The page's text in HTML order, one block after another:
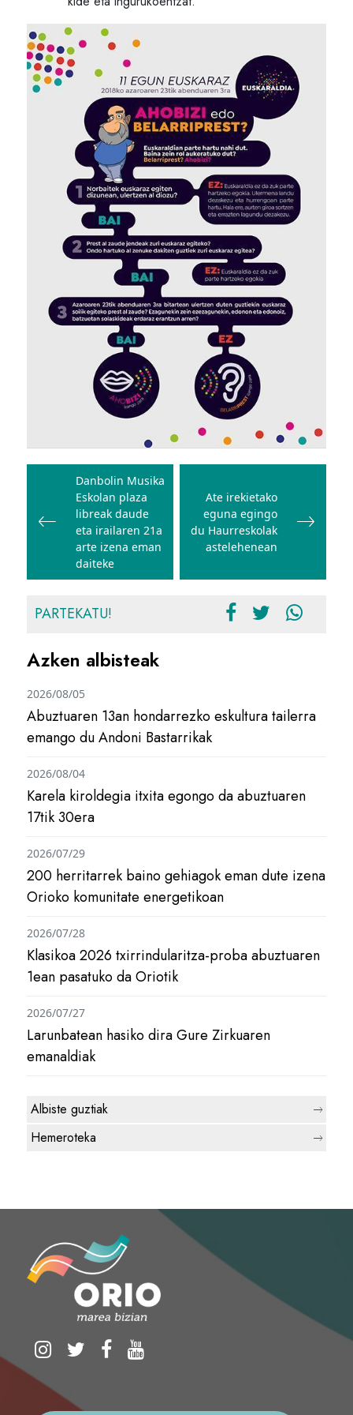
Bidalketetan
zehar
nabigatu
Danbolin Musika
Eskolan plaza
libreak daude
eta irailaren 21a
arte izena eman
daiteke
Ate irekietako
eguna egingo
du Haurreskolak
astelehenean
PARTEKATU!
Azken albisteak
Abuztuaren 13an hondarrezko eskultura tailerra
emango du Andoni Bastarrikak
2026/08/05
Karela kiroldegia itxita egongo da abuztuaren
17tik 30era
2026/08/04
200 herritarrek baino gehiagok eman dute izena
Orioko komunitate energetikoan
2026/07/29
Klasikoa 2026 txirrindularitza-proba abuztuaren
1ean pasatuko da Oriotik
2026/07/28
Larunbatean hasiko dira Gure Zirkuaren
emanaldiak
2026/07/27
Albiste guztiak
Hemeroteka